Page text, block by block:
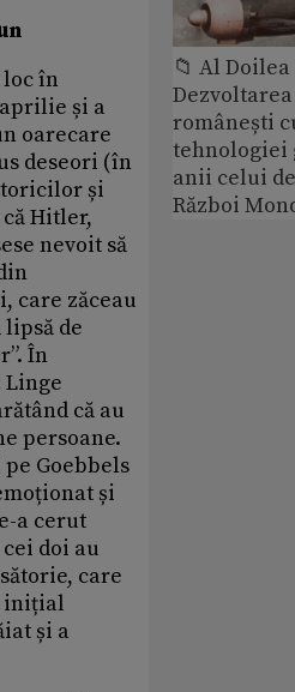
loc în
și a
oarecare
deseori (în
și
Hitler,
nevoit să
care zăceau
de
În
că au
persoane.
Goebbels
și
a cerut
doi au
care
inițial
și a
📁 Al
românești
tehnologiei
anii celui
Război